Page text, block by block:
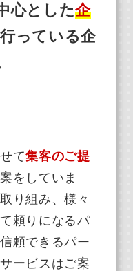
心とした企
っている企
て集客のご提
をしていま
り組み、様々
頼りになるパ
頼できるパー
ービスはご案